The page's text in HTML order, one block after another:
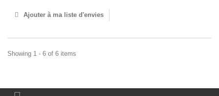
Ajouter à ma liste d'envies
Showing 1 - 6 of 6 items